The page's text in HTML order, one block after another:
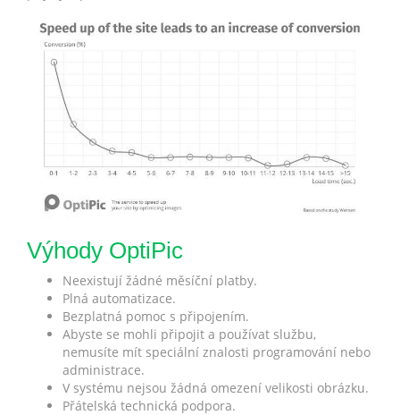
Výhody OptiPic
Neexistují žádné měsíční platby.
Plná automatizace.
Bezplatná pomoc s připojením.
Abyste se mohli připojit a používat službu,
nemusíte mít speciální znalosti programování nebo
administrace.
V systému nejsou žádná omezení velikosti obrázku.
Přátelská technická podpora.